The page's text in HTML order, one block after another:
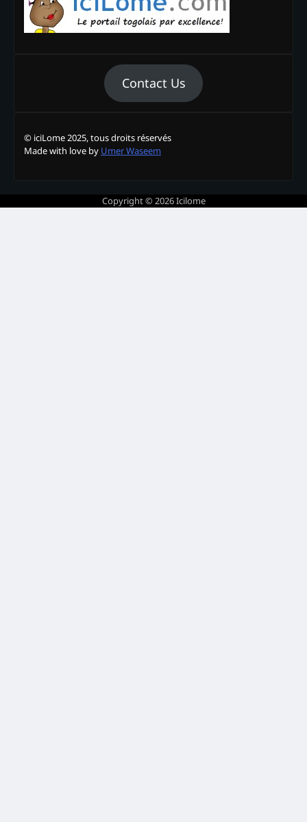
Contact Us
© iciLome 2025, tous droits réservés
Made with love by Umer Waseem
Copyright © 2026Icilome